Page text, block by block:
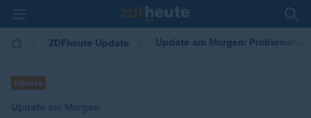
ZDFheute Update Update am Morgen: Problemstau
Update
Update am Morgen